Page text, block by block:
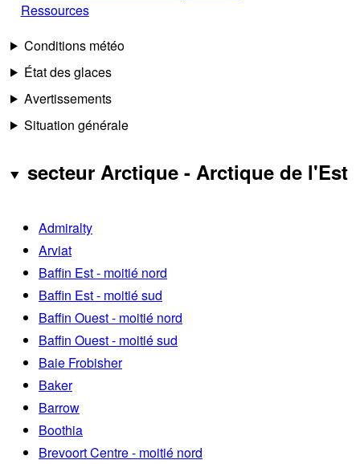
Ressources
Conditions météo
État des glaces
Avertissements
Situation générale
secteur Arctique - Arctique de l'Est
Admiralty
Arviat
Baffin Est - moitié nord
Baffin Est - moitié sud
Baffin Ouest - moitié nord
Baffin Ouest - moitié sud
Baie Frobisher
Baker
Barrow
Boothia
Brevoort Centre - moitié nord